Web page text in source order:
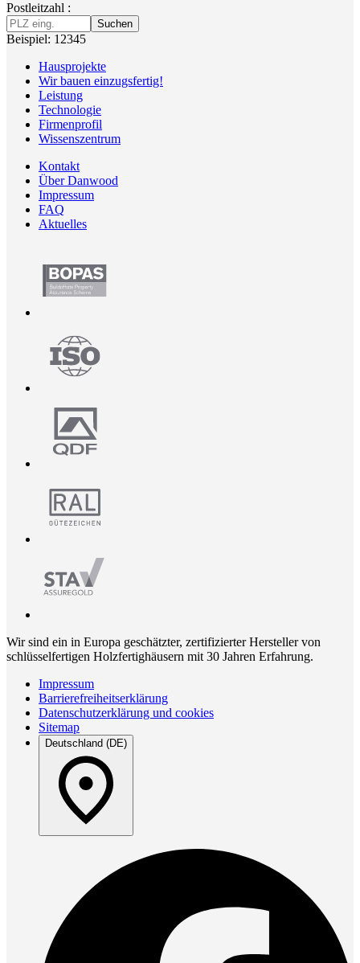
Postleitzahl :
Suchen
Beispiel: 12345
Hausprojekte
Wir bauen einzugsfertig!
Leistung
Technologie
Firmenprofil
Wissenszentrum
Kontakt
Über Danwood
Impressum
FAQ
Aktuelles
Wir sind ein in Europa geschätzter, zertifizierter Hersteller von
schlüsselfertigen Holzfertighäusern mit 30 Jahren Erfahrung.
Impressum
Barrierefreiheitserklärung
Datenschutzerklärung und cookies
Sitemap
Deutschland (DE)